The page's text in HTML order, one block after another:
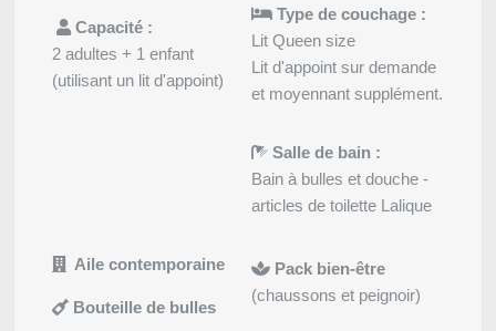
Capacité :
2 adultes + 1 enfant
(utilisant un lit d'appoint)
Type de couchage :
Lit Queen size
Lit d'appoint sur demande
et moyennant supplément.
Salle de bain :
Bain à bulles et douche -
articles de toilette Lalique
Aile contemporaine
Bouteille de bulles
Pack bien-être
(chaussons et peignoir)
Réunions